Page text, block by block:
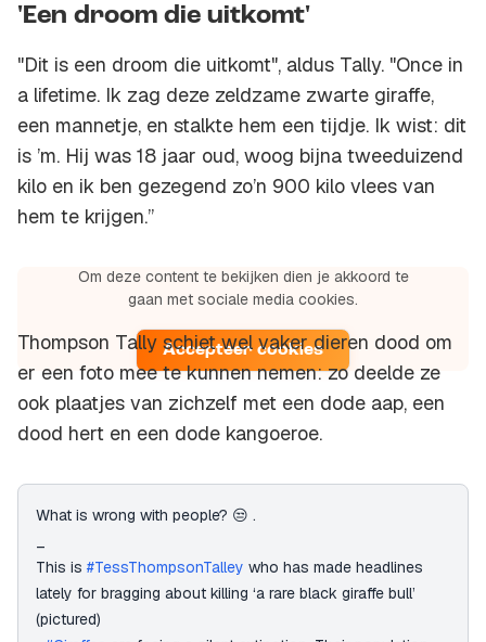
'Een droom die uitkomt'
"Dit is een droom die uitkomt", aldus Tally. "Once in
a lifetime. Ik zag deze zeldzame zwarte giraffe,
een mannetje, en stalkte hem een tijdje. Ik wist: dit
is ’m. Hij was 18 jaar oud, woog bijna tweeduizend
kilo en ik ben gezegend zo’n 900 kilo vlees van
hem te krijgen.”
Instagram access token is not configured.
Om deze content te bekijken dien je akkoord te
gaan met sociale media cookies.
Accepteer cookies
Thompson Tally schiet wel vaker dieren dood om
er een foto mee te kunnen nemen: zo deelde ze
ook plaatjes van zichzelf met een dode aap, een
dood hert en een dode kangoeroe.
What is wrong with people? 😒 .
This is #TessThompsonTalley who has made headlines
lately for bragging about killing ‘a rare black giraffe bull’
(pictured)